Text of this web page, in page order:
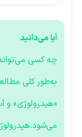
آیا می‌دانید
چه کسی
به‌طور کلی
«هیدرولوژی» و